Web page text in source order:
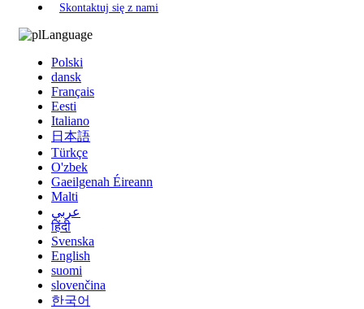
Skontaktuj się z nami
Language
Polski
dansk
Français
Eesti
Italiano
日本語
Türkçe
O'zbek
Gaeilgenah Éireann
Malti
عربي
हिंदी
Svenska
English
suomi
slovenčina
한국어